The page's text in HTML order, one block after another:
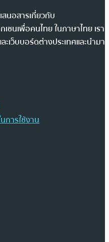
นอสารเกี่ยวกับ
ชนเพื่อคนไทย ในภาษาไทย เรา
เว็บบอร์ดต่างประเทศและนำมา
การใช้งาน